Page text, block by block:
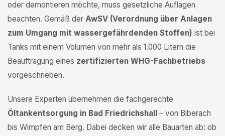
oder demontieren möchte, muss gesetzliche Auflagen
beachten. Gemäß der AwSV (Verordnung über Anlagen
zum Umgang mit wassergefährdenden Stoffen) ist bei
Tanks mit einem Volumen von mehr als 1.000 Litern die
Beauftragung eines zertifizierten WHG-Fachbetriebs
vorgeschrieben.
Unsere Experten übernehmen die fachgerechte
Öltankentsorgung in Bad Friedrichshall – von Biberach
bis Wimpfen am Berg. Dabei decken wir alle Bauarten ab: ob